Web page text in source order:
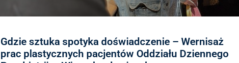
Gdzie sztuka spotyka doświadczenie – Wernisaż
prac plastycznych pacjentów Oddziału Dziennego